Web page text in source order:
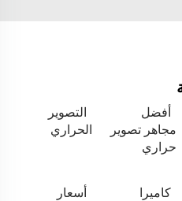
أفضل
مجاهر تصوير
حراري
التصوير
الحراري
كاميرا
أسعار